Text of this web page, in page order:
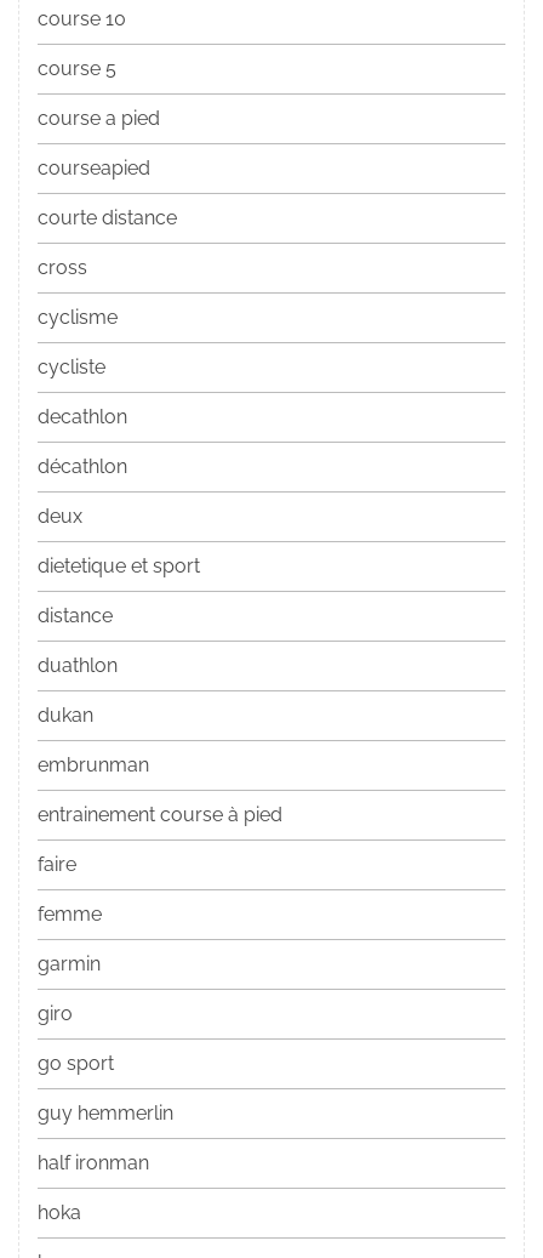
course 10
course 5
course a pied
courseapied
courte distance
cross
cyclisme
cycliste
decathlon
décathlon
deux
dietetique et sport
distance
duathlon
dukan
embrunman
entrainement course à pied
faire
femme
garmin
giro
go sport
guy hemmerlin
half ironman
hoka